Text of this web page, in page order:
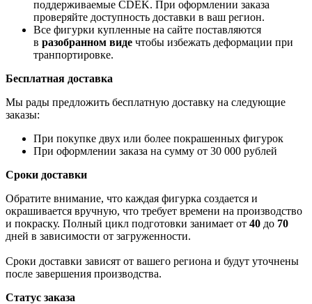
поддерживаемые CDEK. При оформлении заказа
проверяйте доступность доставки в ваш регион.
Все фигурки купленные на сайте поставляются
в разобранном виде чтобы избежать деформации при
транпортировке.
Бесплатная доставка
Мы рады предложить бесплатную доставку на следующие
заказы:
При покупке двух или более покрашенных фигурок
При оформлении заказа на сумму от 30 000 рублей
Сроки доставки
Обратите внимание, что каждая фигурка создается и
окрашивается вручную, что требует времени на производство
и покраску. Полный цикл подготовки занимает от 40 до 70
дней в зависимости от загруженности.
Сроки доставки зависят от вашего региона и будут уточнены
после завершения производства.
Статус заказа